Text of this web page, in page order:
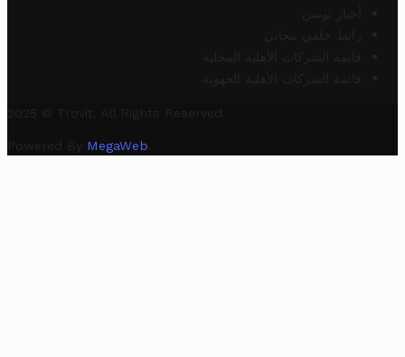
أخبار تونس
رابط خلفي مجاني
قائمة الشركات الأهلية المحلية
قائمة الشركات الأهلية الجهوية
2025 © Trovit. All Rights Reserved.
Powered By MegaWeb